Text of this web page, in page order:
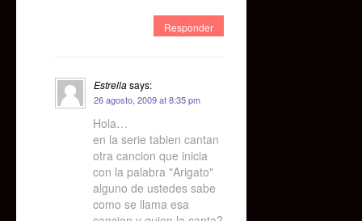
Responder
Estrellasays:
26 agosto, 2009 at 8:35 pm
Hola…
en la serie tabien cantan
otra cancion que inicia
con la palabra "Arigato"
alguno de ustedes sabe
como se llama esa